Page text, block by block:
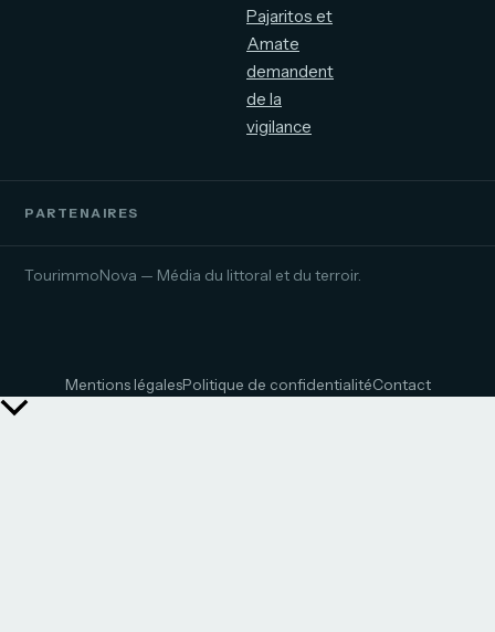
Pajaritos et
Amate
demandent
de la
vigilance
PARTENAIRES
TourimmoNova — Média du littoral et du terroir.
Mentions légalesPolitique de confidentialitéContact